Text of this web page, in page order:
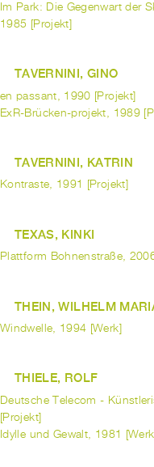
Im Park: Die Gegenwart der
1985 [Projekt]
TAVERNINI, GINO
en passant, 1990 [Projekt]
ExR-Brücken-projekt, 1989
TAVERNINI, KATRIN
Kontraste, 1991 [Projekt]
TEXAS, KINKI
Plattform Bohnenstraße,
THEIN, WILHELM
Windwelle, 1994 [Werk]
THIELE, ROLF
Deutsche Telecom -
[Projekt]
Idylle und Gewalt, 1981 [Werk]